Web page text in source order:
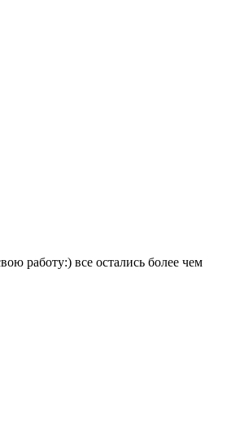
работу:) все остались более чем